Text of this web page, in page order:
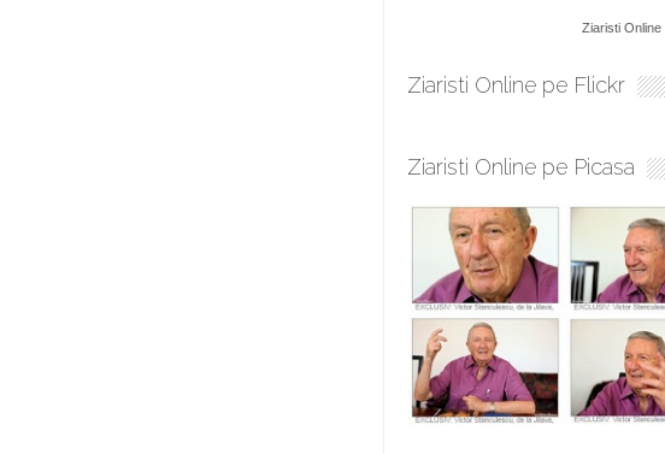
Ziaristi Online
Ziaristi Online pe Flickr
Ziaristi Online pe Picasa